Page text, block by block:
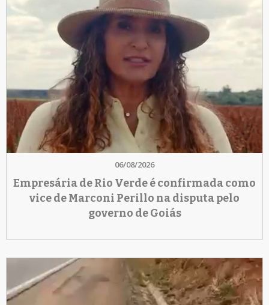
06/08/2026
Empresária de Rio Verde é confirmada como
vice de Marconi Perillo na disputa pelo
governo de Goiás